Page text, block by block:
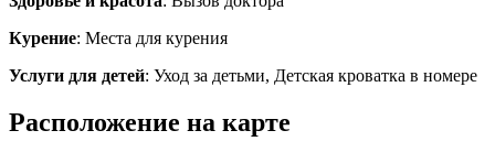
Курение: Места для курения
Услуги для детей: Уход за детьми, Детская кроватка в номере
Расположение на карте